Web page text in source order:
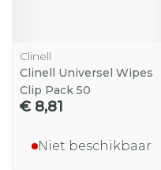
Clinell
Clinell Universel Wipes
Clip Pack 50
€ 8,81
Niet beschikbaar